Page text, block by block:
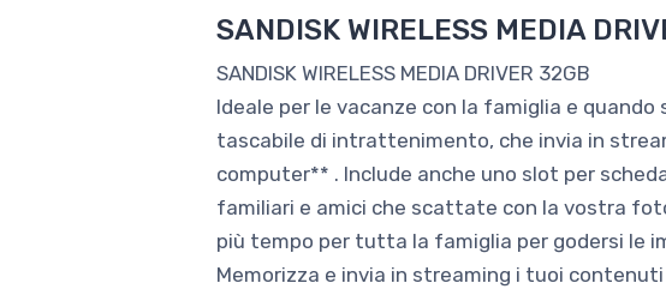
SANDISK WIRELESS MEDIA
SANDISK WIRELESS MEDIA DRIVER 32GB
Ideale per le vacanze con la famiglia e
tascabile di intrattenimento, che invia in
computer** . Include anche uno slot per
familiari e amici che scattate con la vostra
più tempo per tutta la famiglia per godersi le
Memorizza e invia in streaming i tuoi